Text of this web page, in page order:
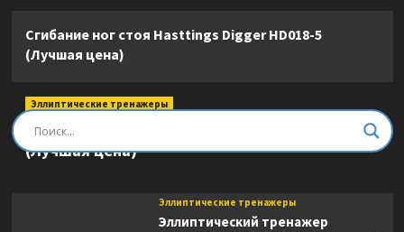
Сгибание ног стоя Hasttings Digger HD018-5
(Лучшая цена)
Эллиптические тренажеры
Эллиптический тренажер DFC E8745T
(Лучшая цена)
Эллиптические тренажеры
Эллиптический тренажер